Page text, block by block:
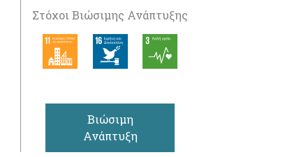
Στόχοι Βιώσιμης Ανάπτυξης
Βιώσιμη
Ανάπτυξη